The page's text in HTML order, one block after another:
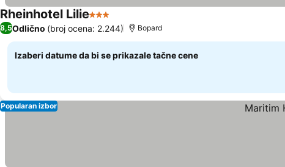
Rheinhotel Lilie3 Zvezdice
8,5Odlično (broj ocena: 2.244) Bopard
Izaberi datume da bi se prikazale tačne cene
Popularan izbor